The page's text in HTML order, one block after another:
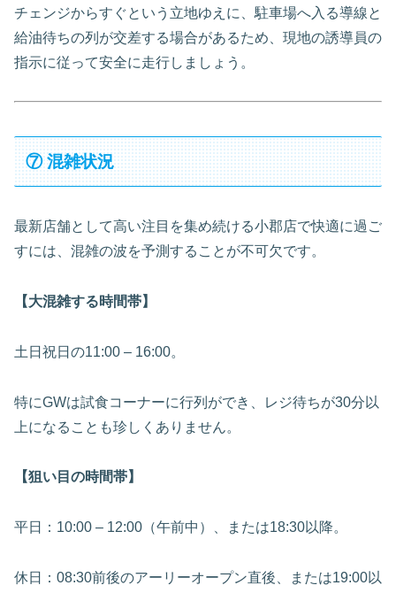
チェンジからすぐという立地ゆえに、駐車場へ入る導線と
給油待ちの列が交差する場合があるため、現地の誘導員の
指示に従って安全に走行しましょう。
⑦ 混雑状況
最新店舗として高い注目を集め続ける小郡店で快適に過ご
すには、混雑の波を予測することが不可欠です。
【大混雑する時間帯】
土日祝日の11:00 – 16:00。
特にGWは試食コーナーに行列ができ、レジ待ちが30分以
上になることも珍しくありません。
【狙い目の時間帯】
平日：10:00 – 12:00（午前中）、または18:30以降。
休日：08:30前後のアーリーオープン直後、または19:00以